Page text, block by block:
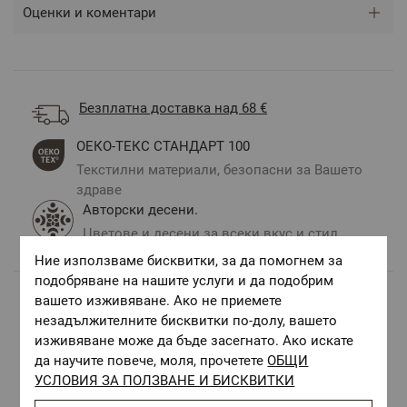
Оценки и коментари
Безплатна доставка над 68 €
ОЕКО-ТЕКС СТАНДАРТ 100
Текстилни материали, безопасни за Вашето
здраве
Авторски десени.
Цветове и десени за всеки вкус и стил
Комбинирай с
Ние използваме бисквитки, за да помогнем за
подобряване на нашите услуги и да подобрим
вашето изживяване. Ако не приемете
незадължителните бисквитки по-долу, вашето
изживяване може да бъде засегнато. Ако искате
да научите повече, моля, прочететеОБЩИ
УСЛОВИЯ ЗА ПОЛЗВАНЕ И БИСКВИТКИ